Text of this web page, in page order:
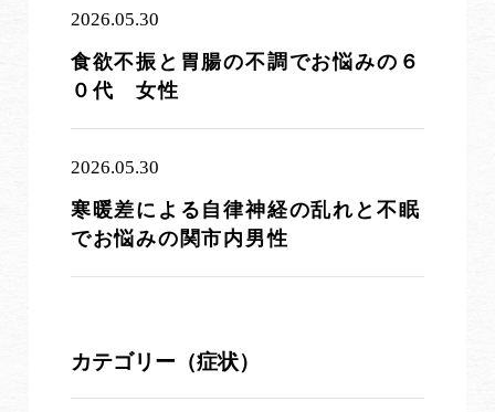
2026.05.30
食欲不振と胃腸の不調でお悩みの６
０代 女性
2026.05.30
寒暖差による自律神経の乱れと不眠
でお悩みの関市内男性
カテゴリー（症状）